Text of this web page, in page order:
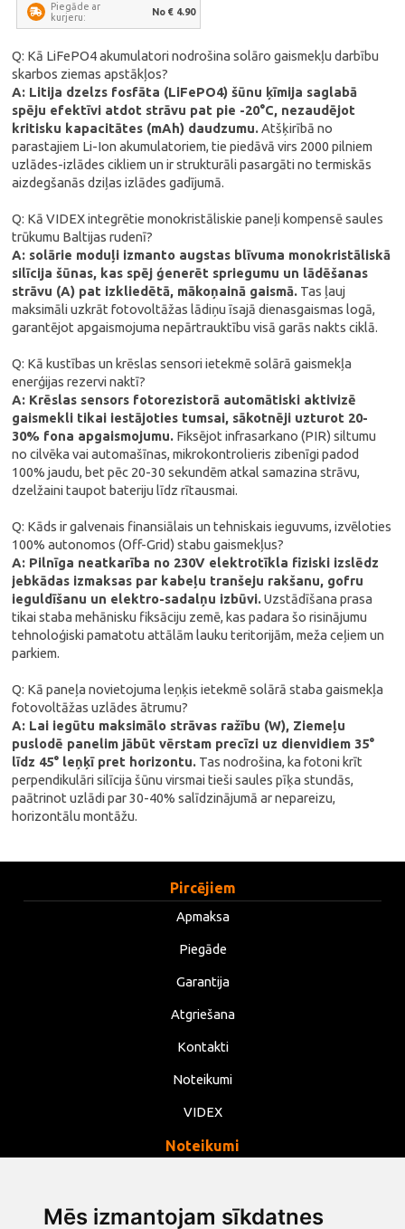
Mēs izmantojam sīkdatnes
Piegāde ar
kurjeru:
No € 4.90
Q: Kā LiFePO4 akumulatori nodrošina solāro gaismekļu darbību
skarbos ziemas apstākļos?
A: Litija dzelzs fosfāta (LiFePO4) šūnu ķīmija saglabā
spēju efektīvi atdot strāvu pat pie -20°C, nezaudējot
kritisku kapacitātes (mAh) daudzumu.Atšķirībā no
parastajiem Li-Ion akumulatoriem, tie piedāvā virs 2000 pilniem
uzlādes-izlādes cikliem un ir strukturāli pasargāti no termiskās
aizdegšanās dziļas izlādes gadījumā.
Q: Kā VIDEX integrētie monokristāliskie paneļi kompensē saules
trūkumu Baltijas rudenī?
A: solārie moduļi izmanto augstas blīvuma monokristāliskā
silīcija šūnas, kas spēj ģenerēt spriegumu un lādēšanas
strāvu (A) pat izkliedētā, mākoņainā gaismā. Tas ļauj
maksimāli uzkrāt fotovoltāžas lādiņu īsajā dienasgaismas logā,
garantējot apgaismojuma nepārtrauktību visā garās nakts ciklā.
Q: Kā kustības un krēslas sensori ietekmē solārā gaismekļa
enerģijas rezervi naktī?
A: Krēslas sensors fotorezistorā automātiski aktivizē
gaismekli tikai iestājoties tumsai, sākotnēji uzturot 20-
30% fona apgaismojumu. Fiksējot infrasarkano (PIR) siltumu
no cilvēka vai automašīnas, mikrokontrolieris zibenīgi padod
100% jaudu, bet pēc 20-30 sekundēm atkal samazina strāvu,
dzelžaini taupot bateriju līdz rītausmai.
Q: Kāds ir galvenais finansiālais un tehniskais ieguvums, izvēloties
100% autonomos (Off-Grid) stabu gaismekļus?
A: Pilnīga neatkarība no 230V elektrotīkla fiziski izslēdz
jebkādas izmaksas par kabeļu tranšeju rakšanu, gofru
ieguldīšanu un elektro-sadalņu izbūvi.Uzstādīšana prasa
tikai staba mehānisku fiksāciju zemē, kas padara šo risinājumu
tehnoloģiski pamatotu attālām lauku teritorijām, meža ceļiem un
parkiem.
Q: Kā paneļa novietojuma leņķis ietekmē solārā staba gaismekļa
fotovoltāžas uzlādes ātrumu?
A: Lai iegūtu maksimālo strāvas ražību (W), Ziemeļu
puslodē panelim jābūt vērstam precīzi uz dienvidiem 35°
līdz 45° leņķī pret horizontu. Tas nodrošina, ka fotoni krīt
perpendikulāri silīcija šūnu virsmai tieši saules pīķa stundās,
paātrinot uzlādi par 30-40% salīdzinājumā ar nepareizu,
horizontālu montāžu.
Pircējiem
Apmaksa
Piegāde
Garantija
Atgriešana
Kontakti
Noteikumi
VIDEX
Noteikumi
Noteikumi